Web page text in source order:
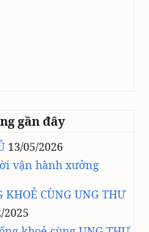
gần đây
13/05/2026
vận hành xưởng
CÙNG UNG THƯ
2025